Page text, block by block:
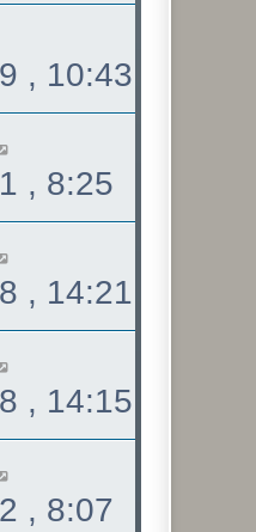
, 10:43
, 8:25
, 14:21
, 14:15
, 8:07